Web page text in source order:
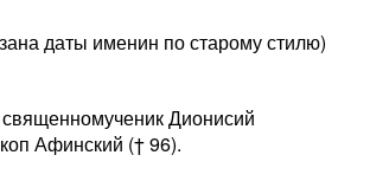
даты именин по старому стилю)
Дионисий
Афинский († 96).